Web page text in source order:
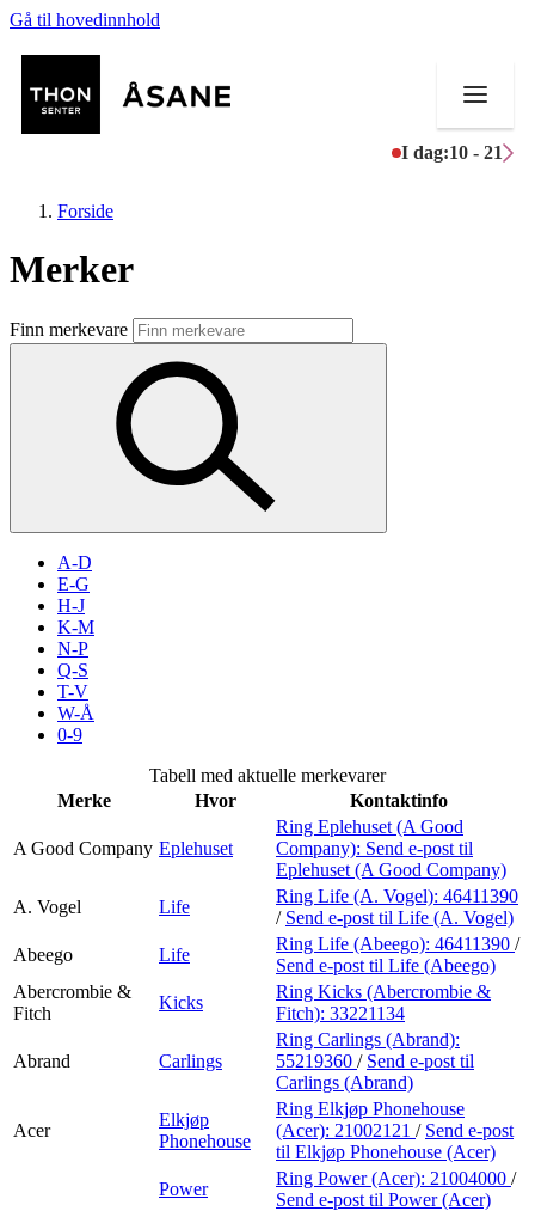
Gå til hovedinnhold
I dag:10 - 21
Butikker
Mat og drikke
Aktiviteter
Kundeklubb
Inspirasjon
Søk
Åpningstider
Praktisk informasjon
Ledige stillinger
Magasin
Gavekort
Forside
Merker
Finn merkevare
A-D
E-G
H-J
K-M
N-P
Q-S
T-V
W-Å
0-9
Tabell med aktuelle merkevarer
Merke
Hvor Kontaktinfo
A Good Company Eplehuset
Ring Eplehuset (A Good
Company): Send e-post til
Eplehuset (A Good Company)
A. Vogel
Life
Ring Life (A. Vogel): 46411390
/ Send e-post til Life (A. Vogel)
Abeego
Life
Ring Life (Abeego): 46411390 /
Send e-post til Life (Abeego)
Abercrombie &
Fitch
Kicks
Ring Kicks (Abercrombie &
Fitch): 33221134
Abrand Carlings
Ring Carlings (Abrand):
55219360 / Send e-post til
Carlings (Abrand)
Acer
Elkjøp
Phonehouse
Ring Elkjøp Phonehouse
(Acer): 21002121 / Send e-post
til Elkjøp Phonehouse (Acer)
Power
Ring Power (Acer): 21004000 /
Send e-post til Power (Acer)